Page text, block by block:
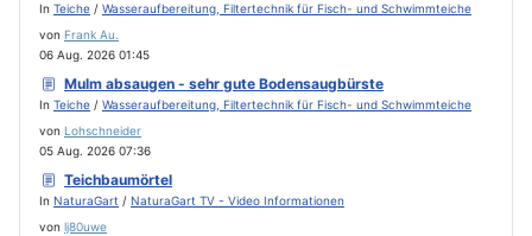
In Teiche / Wasseraufbereitung, Filtertechnik für Fisch- und Schwimmteiche
von Frank Au.
06 Aug. 2026 01:45
Mulm absaugen - sehr gute Bodensaugbürste
In Teiche / Wasseraufbereitung, Filtertechnik für Fisch- und Schwimmteiche
von Lohschneider
05 Aug. 2026 07:36
Teichbaumörtel
In NaturaGart / NaturaGart TV - Video Informationen
von lj80uwe